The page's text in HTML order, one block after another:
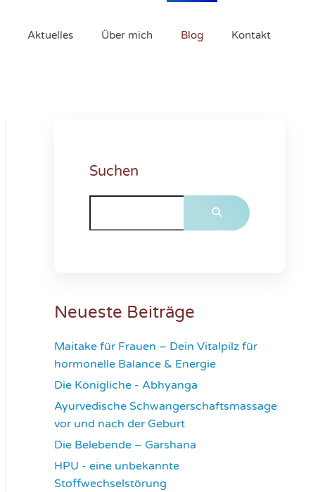
Aktuelles Über mich Blog Kontakt
Suchen
Neueste Beiträge
Maitake für Frauen – Dein Vitalpilz für
hormonelle Balance & Energie
Die Königliche - Abhyanga
Ayurvedische Schwangerschaftsmassage
vor und nach der Geburt
Die Belebende – Garshana
HPU - eine unbekannte
Stoffwechselstörung